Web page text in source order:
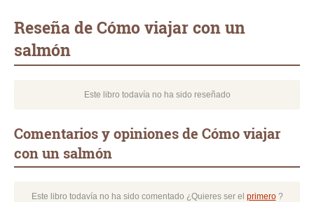
Reseña de Cómo viajar con un
salmón
Este libro todavía no ha sido reseñado
Comentarios y opiniones de Cómo viajar
con un salmón
Este libro todavía no ha sido comentado ¿Quieres ser el primero?